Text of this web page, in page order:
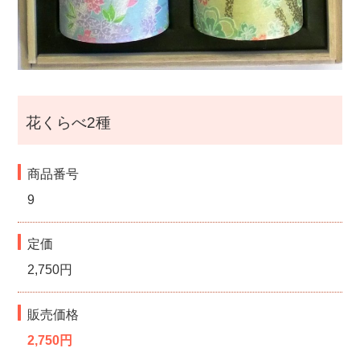
o
n
花くらべ2種
商品番号
9
定価
2,750円
販売価格
2,750円